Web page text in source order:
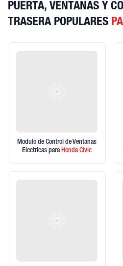
PUERTA, VENTANAS Y
TRASERA POPULARES
Modulo de Control de Ventanas
Electricas paraHondaCivic